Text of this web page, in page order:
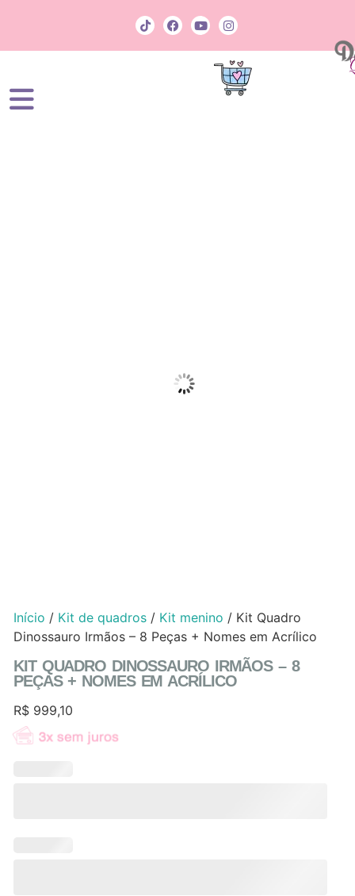
Início / Kit de quadros / Kit menino / Kit Quadro
Dinossauro Irmãos – 8 Peças + Nomes em Acrílico
KIT QUADRO DINOSSAURO IRMÃOS – 8
PEÇAS + NOMES EM ACRÍLICO
R$ 999,10